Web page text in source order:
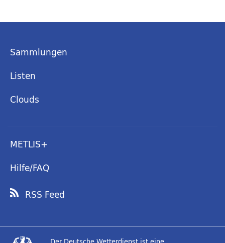
Sammlungen
Listen
Clouds
METLIS+
Hilfe/FAQ
RSS Feed